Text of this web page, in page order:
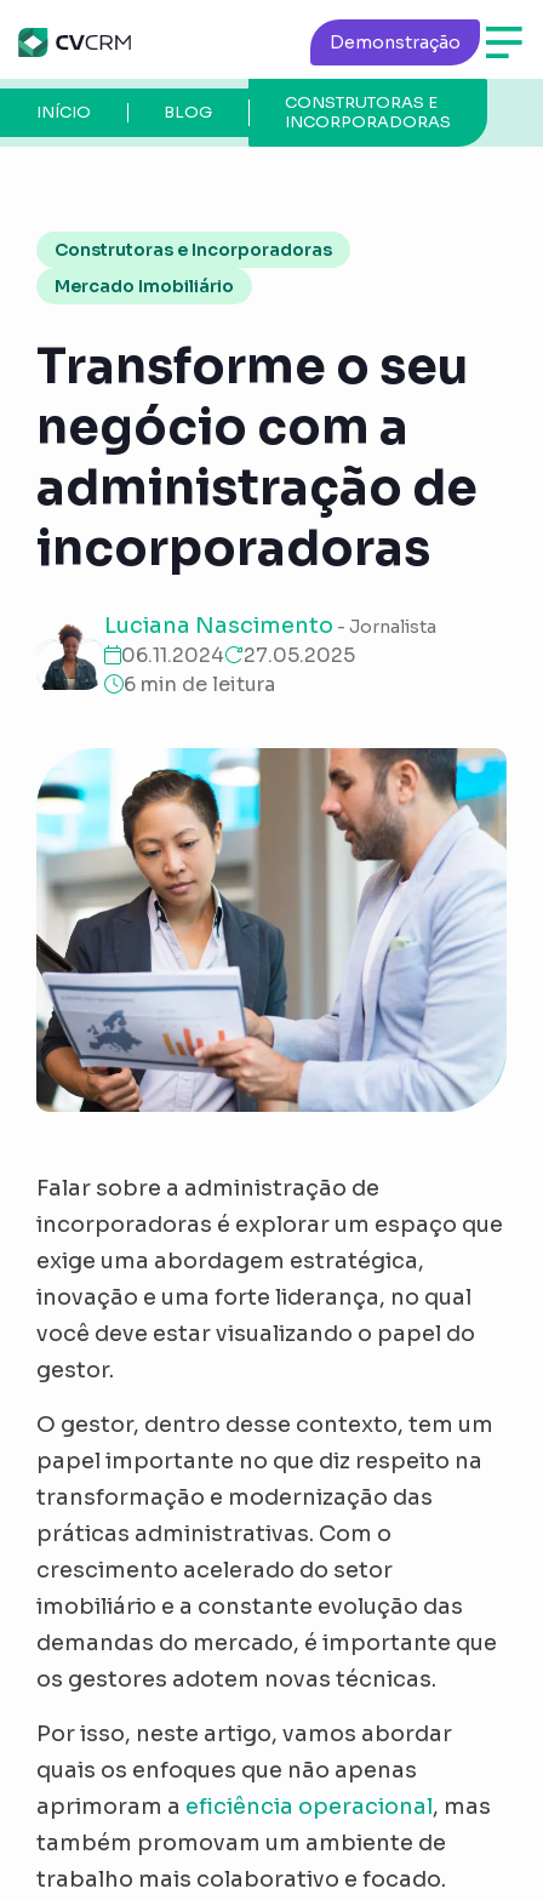
Demonstração
CONSTRUTORAS E
INCORPORADORAS
BLOG
INÍCIO
Construtoras e Incorporadoras
Mercado Imobiliário
Transforme o seu
negócio com a
administração de
incorporadoras
Luciana Nascimento - Jornalista
06.11.2024
27.05.2025
6 min de leitura
Falar sobre a administração de
incorporadoras é explorar um espaço que
exige uma abordagem estratégica,
inovação e uma forte liderança, no qual
você deve estar visualizando o papel do
gestor.
O gestor, dentro desse contexto, tem um
papel importante no que diz respeito na
transformação e modernização das
práticas administrativas. Com o
crescimento acelerado do setor
imobiliário e a constante evolução das
demandas do mercado, é importante que
os gestores adotem novas técnicas.
Por isso, neste artigo, vamos abordar
quais os enfoques que não apenas
aprimoram a eficiência operacional, mas
também promovam um ambiente de
trabalho mais colaborativo e focado.